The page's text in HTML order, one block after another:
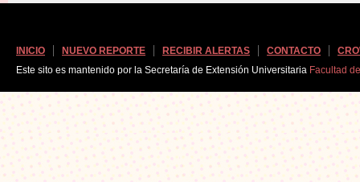
INICIO NUEVO REPORTE RECIBIR ALERTAS CONTACTO
Este sito es mantenido por la Secretaría de Extensión Universitaria Facultad